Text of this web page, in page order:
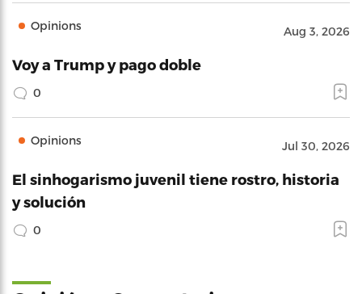
Opinions Aug 3, 2026
Voy a Trump y pago doble
0
Opinions Jul 30, 2026
El sinhogarismo juvenil tiene rostro, historia
y solución
0